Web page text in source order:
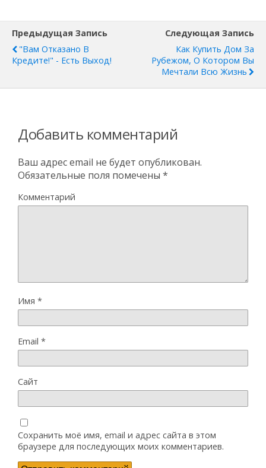
Предыдущая Запись
"Вам Отказано В
Кредите!" - Есть Выход!
Следующая Запись
Как Купить Дом За
Рубежом, О Котором Вы
Мечтали Всю Жизнь
Добавить комментарий
Ваш адрес email не будет опубликован.
Обязательные поля помечены *
Комментарий
Имя *
Email *
Сайт
Сохранить моё имя, email и адрес сайта в этом
браузере для последующих моих комментариев.